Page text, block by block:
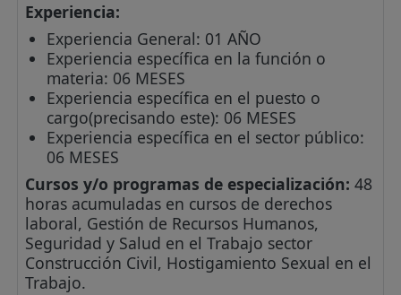
Experiencia:
Experiencia General: 01 AÑO
Experiencia específica en la función o
materia: 06 MESES
Experiencia específica en el puesto o
cargo(precisando este): 06 MESES
Experiencia específica en el sector público:
06 MESES
Cursos y/o programas de especialización: 48
horas acumuladas en cursos de derechos
laboral, Gestión de Recursos Humanos,
Seguridad y Salud en el Trabajo sector
Construcción Civil, Hostigamiento Sexual en el
Trabajo.